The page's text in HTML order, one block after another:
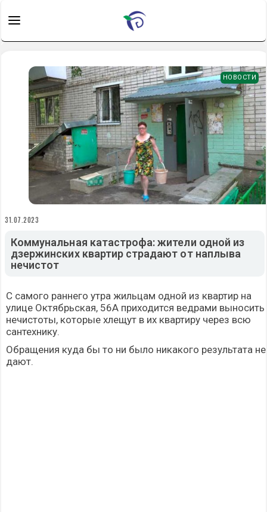
НОВОСТИ
31.07.2023
Коммунальная катастрофа: жители одной из
дзержинских квартир страдают от наплыва
нечистот
С самого раннего утра жильцам одной из квартир на
улице Октябрьская, 56А приходится ведрами выносить
нечистоты, которые хлещут в их квартиру через всю
сантехнику.
Обращения куда бы то ни было никакого результата не
дают.